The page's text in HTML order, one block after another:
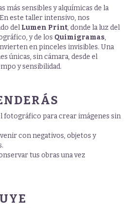
más sensibles y alquímicas de la
este taller intensivo, nos
del Lumen Print, donde la luz del
y de los Quimigramas,
en pinceles invisibles. Una
únicas, sin cámara, desde el
y sensibilidad.
fotográfico para crear imágenes sin
con negativos, objetos y
tus obras una vez